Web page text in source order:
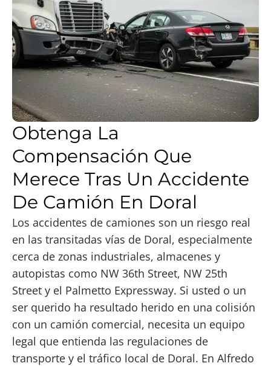
Obtenga La
Compensación Que
Merece Tras Un Accidente
De Camión En Doral
Los accidentes de camiones son un riesgo real
en las transitadas vías de Doral, especialmente
cerca de zonas industriales, almacenes y
autopistas como NW 36th Street, NW 25th
Street y el Palmetto Expressway. Si usted o un
ser querido ha resultado herido en una colisión
con un camión comercial, necesita un equipo
legal que entienda las regulaciones de
transporte y el tráfico local de Doral. En Alfredo